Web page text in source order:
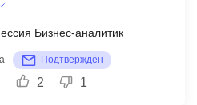
(типа Экселя, матана,
на рынке труда. На
Бизнес-аналитик
Подтверждён
2 1